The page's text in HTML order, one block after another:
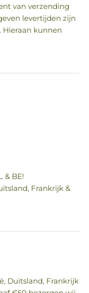
van verzending
levertijden zijn
kunnen
& BE!
Frankrijk &
Duitsland, Frankrijk